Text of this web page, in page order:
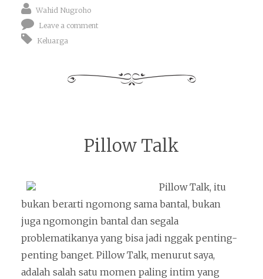
Wahid Nugroho
Leave a comment
Keluarga
Pillow Talk
Pillow Talk, itu
bukan berarti ngomong sama bantal, bukan
juga ngomongin bantal dan segala
problematikanya yang bisa jadi nggak penting-
penting banget. Pillow Talk, menurut saya,
adalah salah satu momen paling intim yang